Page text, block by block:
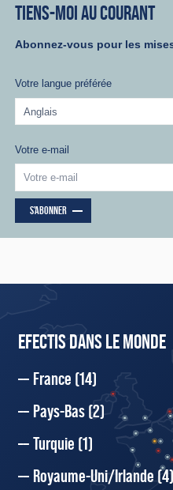
TIENS-MOI AU COURANT
Abonnez-vous pour les
Votre langue préférée
Votre e-mail
S'ABONNER
EFECTIS DANS LE MONDE
France (14)
Pays-Bas(2)
Turquie (1)
Royaume-Uni/Irlande (4)